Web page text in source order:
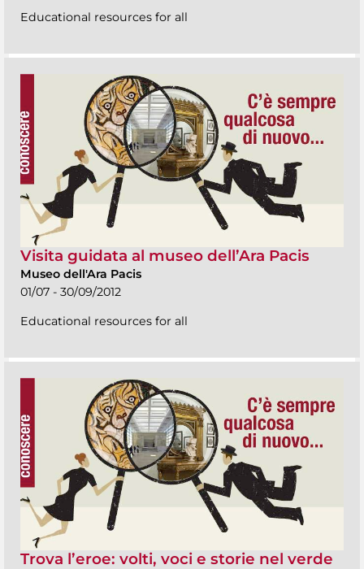
Educational resources for all
Visita guidata al museo dell’Ara Pacis
Museo dell'Ara Pacis
01/07 - 30/09/2012
Educational resources for all
Trova l’eroe: volti, voci e storie nel verde